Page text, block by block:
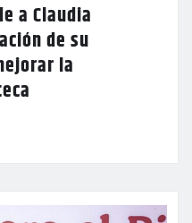
a Claudia
de su
la